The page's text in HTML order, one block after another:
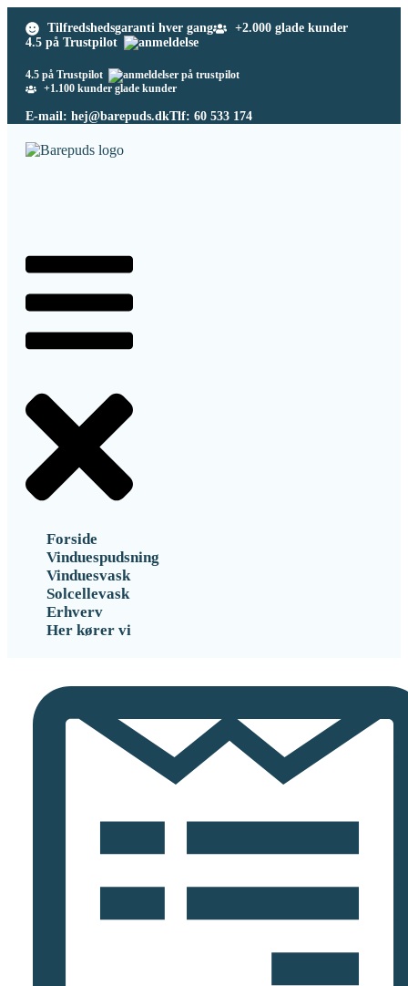
Tilfredshedsgaranti hver gang
+2.000 glade kunder
4.5 på Trustpilot
4.5 på Trustpilot
+1.100 kunder glade kunder
E-mail: hej@barepuds.dkTlf: 60 533 174
Forside
Vinduespudsning
Vinduesvask
Solcellevask
Erhverv
Her kører vi